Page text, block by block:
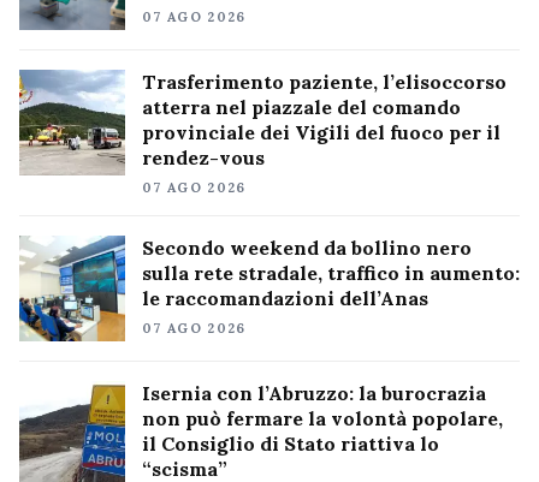
07 AGO 2026
Trasferimento paziente, l’elisoccorso
atterra nel piazzale del comando
provinciale dei Vigili del fuoco per il
rendez-vous
07 AGO 2026
Secondo weekend da bollino nero
sulla rete stradale, traffico in aumento:
le raccomandazioni dell’Anas
07 AGO 2026
Isernia con l’Abruzzo: la burocrazia
non può fermare la volontà popolare,
il Consiglio di Stato riattiva lo
“scisma”